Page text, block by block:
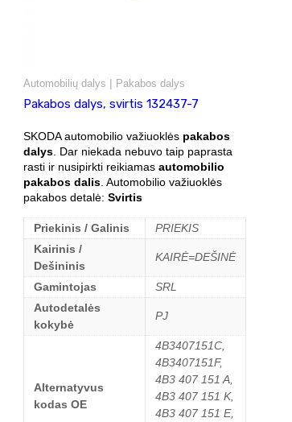
Automobilių dalys | Pakabos dalys
Pakabos dalys, svirtis 132437-7
SKODA automobilio važiuoklės pakabos
dalys. Dar niekada nebuvo taip paprasta
rasti ir nusipirkti reikiamas automobilio
pakabos dalis. Automobilio važiuoklės
pakabos detalė: Svirtis
Priekinis / Galinis
PRIEKIS
Kairinis /
Dešininis
KAIRĖ=DEŠINĖ
Gamintojas
SRL
Autodetalės
kokybė
PJ
Alternatyvus
kodas OE
4B3407151C,
4B3407151F,
4B3 407 151 A,
4B3 407 151 K,
4B3 407 151 E,